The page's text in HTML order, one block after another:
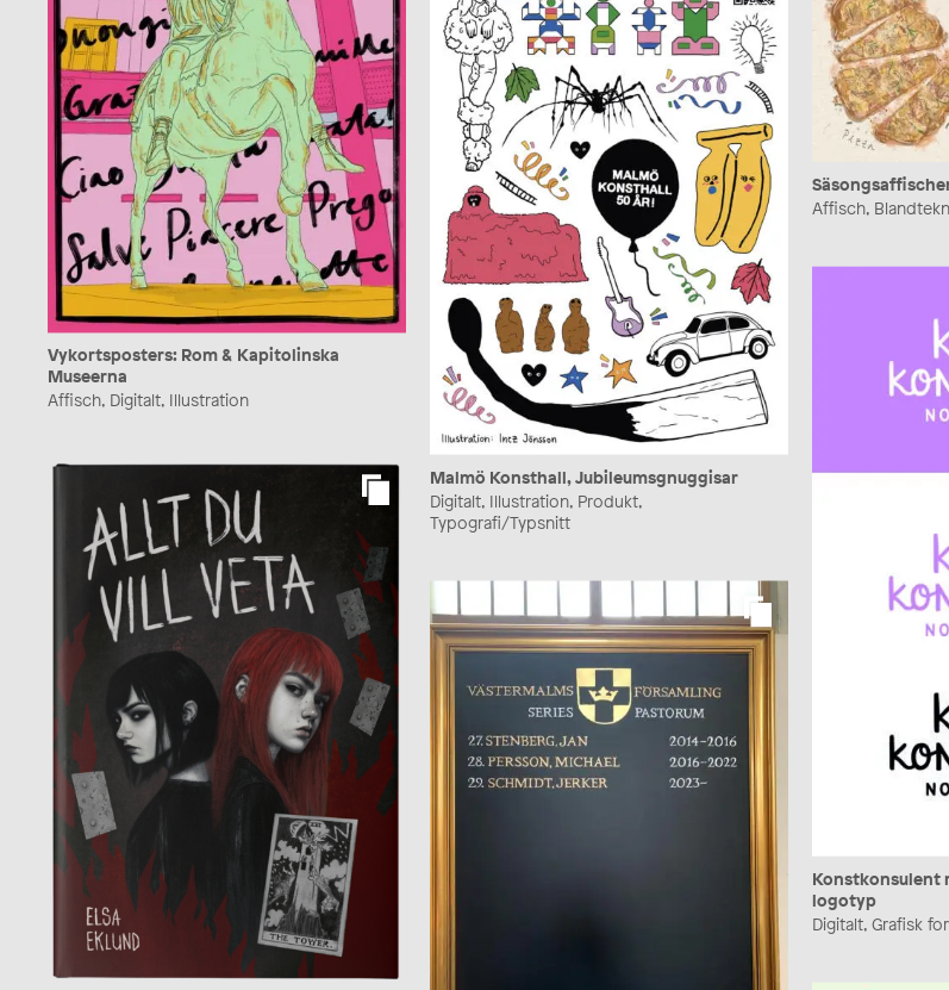
Affisch,
Vykortsposters: Rom & Kapitolinska
Museerna
Affisch, Digitalt, Illustration
Malmö Konsthall, Jubileumsgnuggisar
Digitalt, Illustration, Produkt,
Typografi/Typsnitt
Konstkonsulent
logotyp
Digitalt, Grafisk